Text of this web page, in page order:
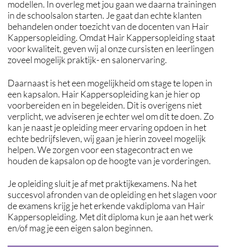
modellen. In overleg met jou gaan we daarna trainingen
in de schoolsalon starten. Je gaat dan echte klanten
behandelen onder toezicht van de docenten van Hair
Kappersopleiding. Omdat Hair Kappersopleiding staat
voor kwaliteit, geven wij al onze cursisten en leerlingen
zoveel mogelijk praktijk- en salonervaring.
Daarnaast is het een mogelijkheid om stage te lopen in
een kapsalon. Hair Kappersopleiding kan je hier op
voorbereiden en in begeleiden. Dit is overigens niet
verplicht, we adviseren je echter wel om dit te doen. Zo
kan je naast je opleiding meer ervaring opdoen in het
echte bedrijfsleven, wij gaan je hierin zoveel mogelijk
helpen. We zorgen voor een stagecontract en we
houden de kapsalon op de hoogte van je vorderingen.
Je opleiding sluit je af met praktijkexamens. Na het
succesvol afronden van de opleiding en het slagen voor
de examens krijg je het erkende vakdiploma van Hair
Kappersopleiding. Met dit diploma kun je aan het werk
en/of mag je een eigen salon beginnen.